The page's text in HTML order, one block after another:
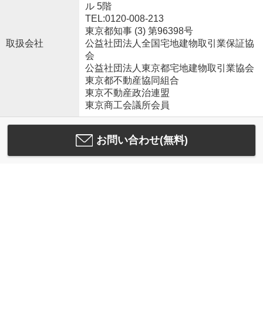
取扱会社
ル 5階
TEL:0120-008-213
東京都知事 (3) 第96398号
公益社団法人全国宅地建物取引業保証協
会
公益社団法人東京都宅地建物取引業協会
東京都不動産協同組合
東京不動産政治連盟
東京商工会議所会員
お問い合わせ(無料)